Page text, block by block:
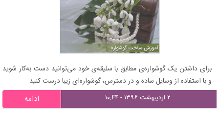
برای داشتن یک گوشواره‌ی مطابق با سلیقه‌ی خود می‌توانید دست به‌کار شوید
و با استفاده از وسایل ساده و در دسترس، گوشواره‌ای زیبا درست کنید.
۲ اردیبهشت ۱۳۹۶ - ۱۰:۴۴ ادامه